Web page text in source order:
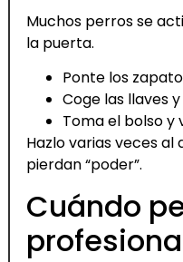
Muchos perros se
la puerta.
Ponte los
Coge las llaves
Toma el bolso y
Hazlo varias veces al
pierdan “poder”.
Cuándo